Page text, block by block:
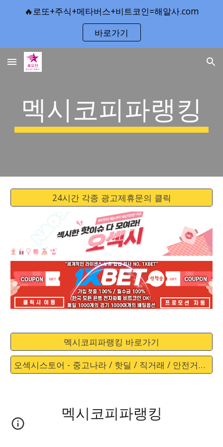
Skip to main content Skip to navigation
🔥로또+주식+메타버스+비트코인=해알사.com
바로가기
멕시코피파랭킹
24시간 각종 광고제휴문의 클릭
멕시코피파랭킹 바로가기
오섹시스토어 - 중고나라 / 핫딜 / 직거래 / 안전거래 바로가기
멕시코피파랭킹